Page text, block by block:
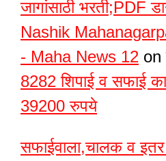
जागांसाठी भरती;PDF
Nashik
- Maha News 12 on
8282 शिपाई व सफाई
39200 रुपये
सफाईवाला,चालक व इतर